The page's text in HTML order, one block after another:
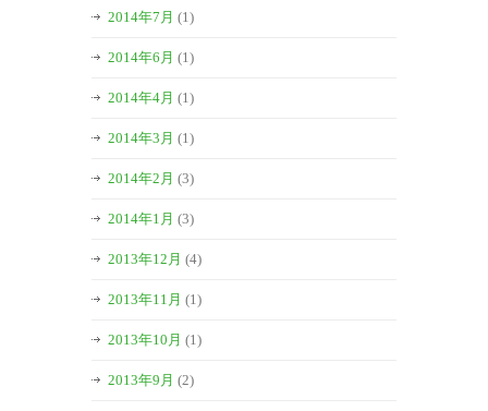
2014年7月 (1)
2014年6月 (1)
2014年4月 (1)
2014年3月 (1)
2014年2月 (3)
2014年1月 (3)
2013年12月 (4)
2013年11月 (1)
2013年10月 (1)
2013年9月 (2)